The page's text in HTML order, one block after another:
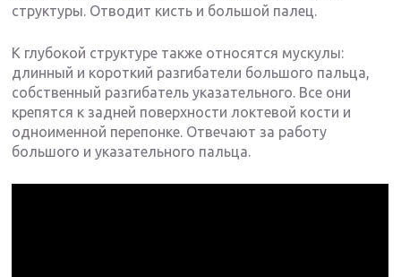
структуры. Отводит кисть и большой палец.
К глубокой структуре также относятся мускулы:
длинный и короткий разгибатели большого пальца,
собственный разгибатель указательного. Все они
крепятся к задней поверхности локтевой кости и
одноименной перепонке. Отвечают за работу
большого и указательного пальца.